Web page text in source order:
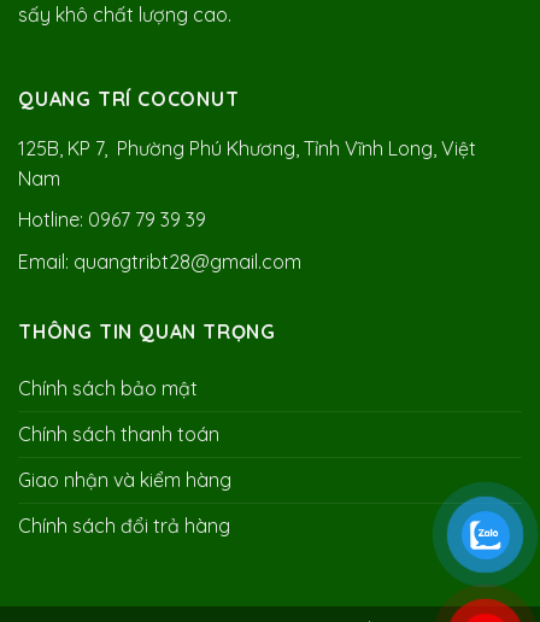
sấy khô chất lượng cao.
QUANG TRÍ COCONUT
125B, KP 7, Phường Phú Khương, Tỉnh Vĩnh Long, Việt
Nam
Hotline: 0967 79 39 39
Email: quangtribt28@gmail.com
THÔNG TIN QUAN TRỌNG
Chính sách bảo mật
Chính sách thanh toán
Giao nhận và kiểm hàng
Chính sách đổi trả hàng